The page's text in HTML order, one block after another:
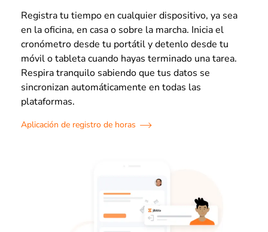
Registra tu tiempo en cualquier dispositivo, ya sea
en la oficina, en casa o sobre la marcha. Inicia el
cronómetro desde tu portátil y detenlo desde tu
móvil o tableta cuando hayas terminado una tarea.
Respira tranquilo sabiendo que tus datos se
sincronizan automáticamente en todas las
plataformas.
Aplicación de registro de horas